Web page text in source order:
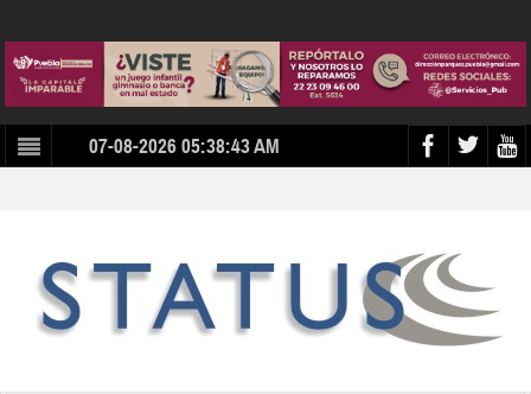
07-08-2026 05:38:43 AM